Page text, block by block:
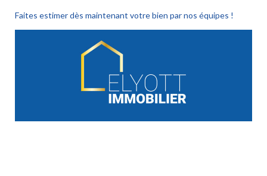
Faites estimer dès maintenant votre bien par nos équipes !